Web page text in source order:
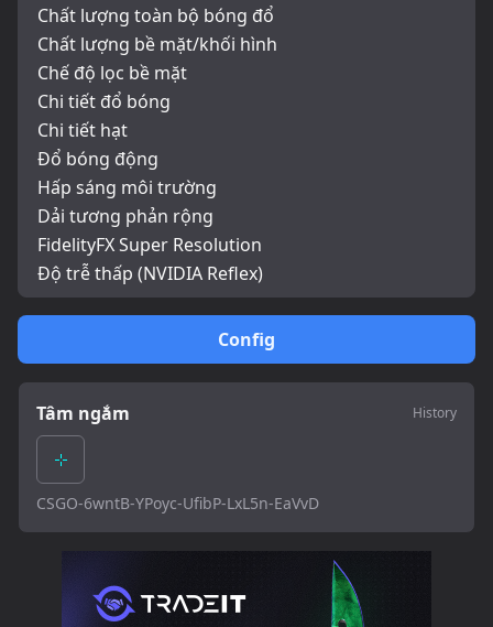
Config
Tâm ngắm History
CSGO-6wntB-YPoyc-UfibP-LxL5n-EaVvD
Chất lượng toàn bộ bóng đổ
Chất lượng bề mặt/khối hình
Chế độ lọc bề mặt
Chi tiết đổ bóng
Chi tiết hạt
Đổ bóng động
Hấp sáng môi trường
Dải tương phản rộng
FidelityFX Super Resolution
Độ trễ thấp (NVIDIA Reflex)